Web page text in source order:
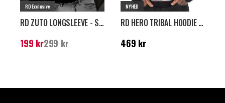
RD Exclusive
RD ZUTO LONGSLEEVE - SORT
Nuværende pris:
199 kr299 kr
NYHED
RD HERO TRIBAL HOODIE - SORT
Pris: 469 kr
469 kr